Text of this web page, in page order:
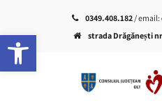
Deschide bara de unelte
0349.408.182/ email:
strada Drăgănești